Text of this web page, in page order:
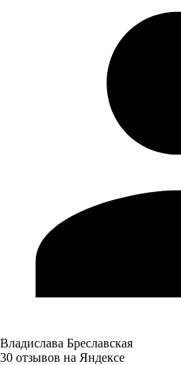
Владислава Бреславская
30 отзывов на Яндексе